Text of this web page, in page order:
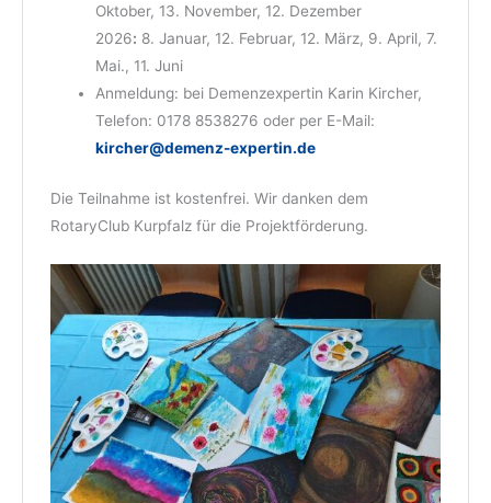
Oktober, 13. November, 12. Dezember
2026: 8. Januar, 12. Februar, 12. März, 9. April, 7.
Mai., 11. Juni
Anmeldung: bei Demenzexpertin Karin Kircher,
Telefon: 0178 8538276 oder per E-Mail:
kircher@demenz-expertin.de
Die Teilnahme ist kostenfrei. Wir danken dem
RotaryClub Kurpfalz für die Projektförderung.